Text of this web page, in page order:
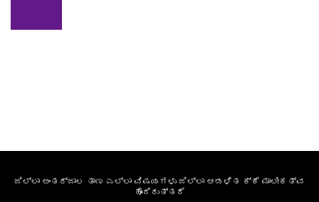
ಜಿಲ್ಲಾ ಅಂತರ್ಜಾಲ ತಾಣ ಎಲ್ಲಾ ವಿಷಯಗಳು ಜಿಲ್ಲಾ ಆಡಳಿತ ಕ್ಕೆ ಮಾಲೀಕತ್ವ
ಹೊಂದಿರುತ್ತದೆ